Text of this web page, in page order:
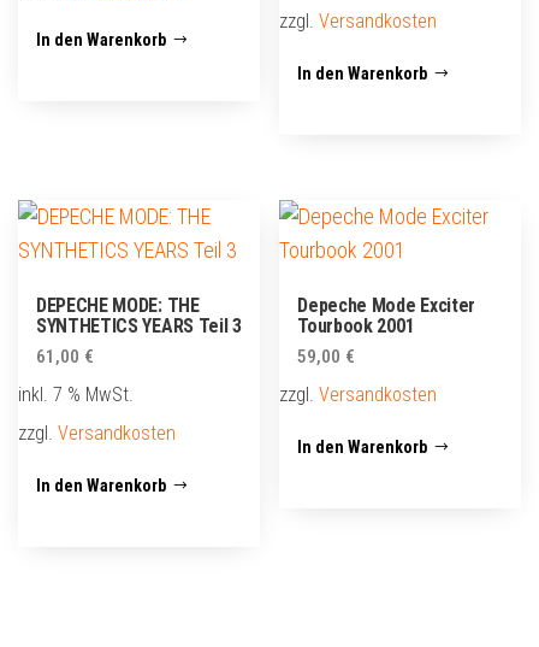
In den Warenkorb
12,99 €2,99 €.
zzgl.Versandkosten
In den Warenkorb
DEPECHE MODE: THE
SYNTHETICS YEARS Teil 3
61,00 €
inkl. 7 % MwSt.
zzgl. Versandkosten
In den Warenkorb
Depeche Mode Exciter
Tourbook 2001
59,00 €
zzgl.Versandkosten
In den Warenkorb